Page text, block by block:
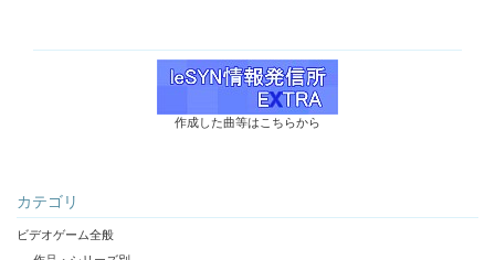
作成した曲等はこちらから
カテゴリ
ビデオゲーム全般